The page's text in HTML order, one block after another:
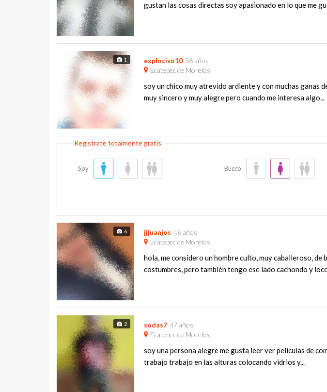
gustan las cosas directas soy apasionado en lo que me
1 explocivo10 36 años
Ecatepec de Morelos
soy un chico muy atrevido ardiente y con muchas ganas
muy sincero y muy alegre pero cuando me interesa algo...
Soy Busco
6 jjjuanjos 46 años
Ecatepec de Morelos
hola, me considero un hombre culto, muy caballeroso,
costumbres, pero también tengo ese lado cachondo y
2 sodas7 47 años
Ecatepec de Morelos
soy una persona alegre me gusta leer ver peliculas de
trabajo trabajo en las alturas colocando vidrios y...